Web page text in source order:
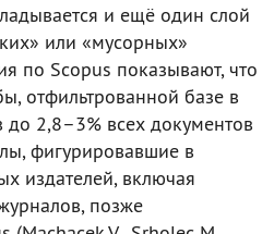
и ещё один слой
или «мусорных»
по Scopus показывают, что
отфильтрованной базе в
2,8–3% всех документов
фигурировавшие в
издателей, включая
позже